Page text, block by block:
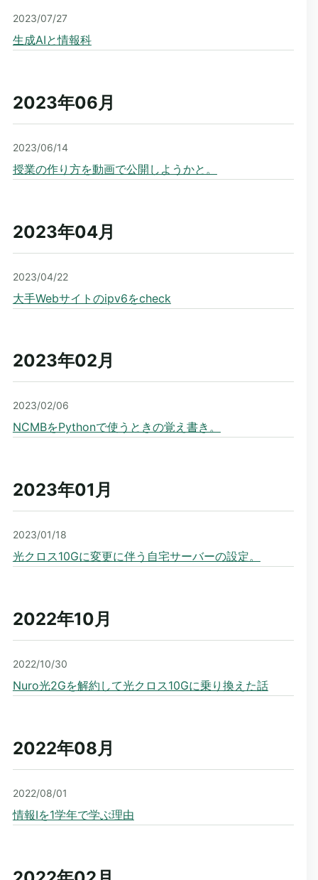
2023/07/27
生成AIと情報科
2023年06月
2023/06/14
授業の作り方を動画で公開しようかと。
2023年04月
2023/04/22
大手Webサイトのipv6をcheck
2023年02月
2023/02/06
NCMBをPythonで使うときの覚え書き。
2023年01 月
2023/01/18
光クロス10Gに変更に伴う自宅サーバーの設定。
2022年10月
2022/10/30
Nuro光2Gを解約して光クロス10Gに乗り換えた話
2022年08月
2022/08/01
情報Ⅰを1学年で学ぶ理由